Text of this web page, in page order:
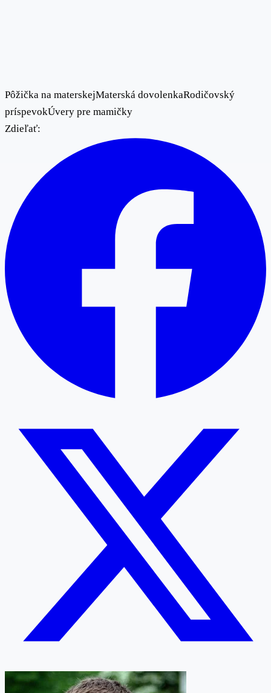
Pôžička na materskejMaterská dovolenkaRodičovský
príspevokÚvery pre mamičky
Zdieľať: